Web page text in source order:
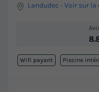
Landudec -Voir sur la
Wifi payant Piscine